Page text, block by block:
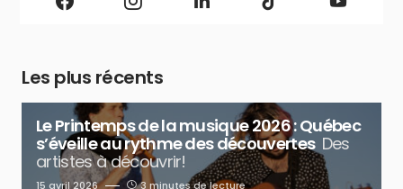
Les plus récents
Le Printemps de la musique 2026 : Québec
s’éveille au rythme des découvertes Des
artistes à découvrir!
15 avril 2026 3 minutes de lecture